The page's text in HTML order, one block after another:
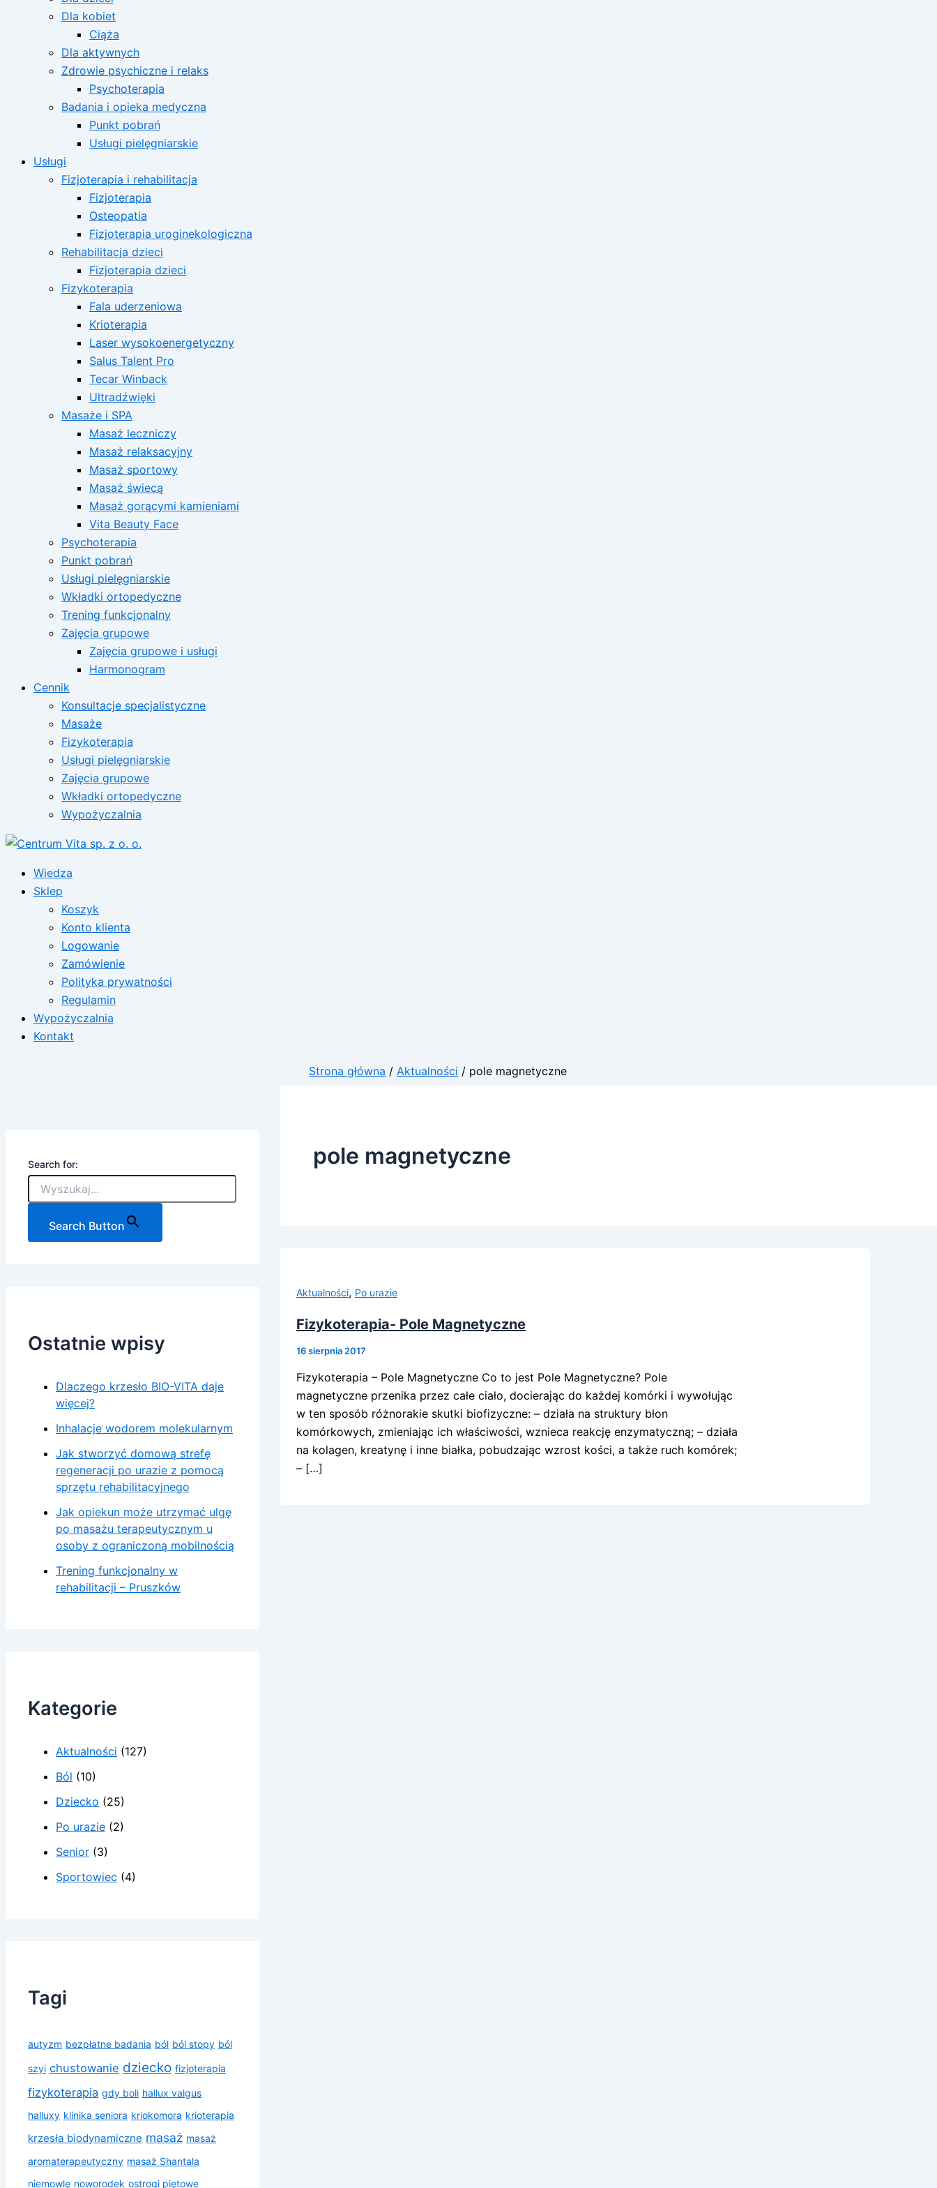
Dla kobiet
Ciąża
Dla aktywnych
Zdrowie psychiczne i relaks
Psychoterapia
Badania i opieka medyczna
Punkt pobrań
Usługi pielęgniarskie
Usługi
Fizjoterapia i rehabilitacja
Fizjoterapia
Osteopatia
Fizjoterapia uroginekologiczna
Rehabilitacja dzieci
Fizjoterapia dzieci
Fizykoterapia
Fala uderzeniowa
Krioterapia
Laser wysokoenergetyczny
Salus Talent Pro
Tecar Winback
Ultradźwięki
Masaże i SPA
Masaż leczniczy
Masaż relaksacyjny
Masaż sportowy
Masaż świecą
Masaż gorącymi kamieniami
Vita Beauty Face
Psychoterapia
Punkt pobrań
Usługi pielęgniarskie
Wkładki ortopedyczne
Trening funkcjonalny
Zajęcia grupowe
Zajęcia grupowe i usługi
Harmonogram
Cennik
Konsultacje specjalistyczne
Masaże
Fizykoterapia
Usługi pielęgniarskie
Zajęcia grupowe
Wkładki ortopedyczne
Wypożyczalnia
Wiedza
Sklep
Koszyk
Konto klienta
Logowanie
Zamówienie
Polityka prywatności
Regulamin
Wypożyczalnia
Kontakt
Strona główna Aktualności pole magnetyczne
Search for:
Search Button
Ostatnie wpisy
Dlaczego krzesło BIO-VITA daje
więcej?
Inhalacje wodorem molekularnym
Jak stworzyć domową strefę
regeneracji po urazie z pomocą
sprzętu rehabilitacyjnego
Jak opiekun może utrzymać ulgę
po masażu terapeutycznym u
osoby z ograniczoną mobilnością
Trening funkcjonalny w
rehabilitacji – Pruszków
Kategorie
Aktualności (127)
Ból (10)
Dziecko (25)
Po urazie (2)
Senior (3)
Sportowiec (4)
Tagi
autyzm bezpłatne badania ból ból stopy ból
szyi chustowanie dziecko fizjoterapia
fizykoterapia gdy boli hallux valgus
halluxy klinika seniora kriokomora krioterapia
krzesła biodynamiczne masaż masaż
aromaterapeutyczny masaż Shantala
niemowlę noworodek ostrogi piętowe
pole magnetyczne
Aktualności, Po urazie
Fizykoterapia- Pole Magnetyczne
16 sierpnia 2017
Fizykoterapia – Pole Magnetyczne Co to jest Pole Magnetyczne? Pole
magnetyczne przenika przez całe ciało, docierając do każdej komórki i wywołując
w ten sposób różnorakie skutki biofizyczne: – działa na struktury błon
komórkowych, zmieniając ich właściwości, wznieca reakcję enzymatyczną; – działa
na kolagen, kreatynę i inne białka, pobudzając wzrost kości, a także ruch komórek;
– […]